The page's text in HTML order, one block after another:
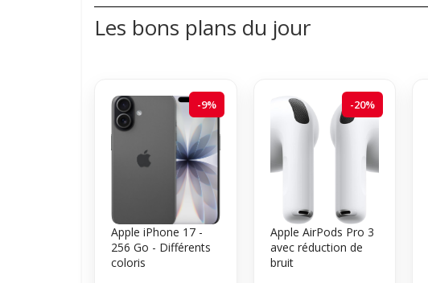
Les bons plans du jour
-9%
Apple iPhone 17 -
256 Go - Différents
coloris
-20%
Apple AirPods Pro 3
avec réduction de
bruit